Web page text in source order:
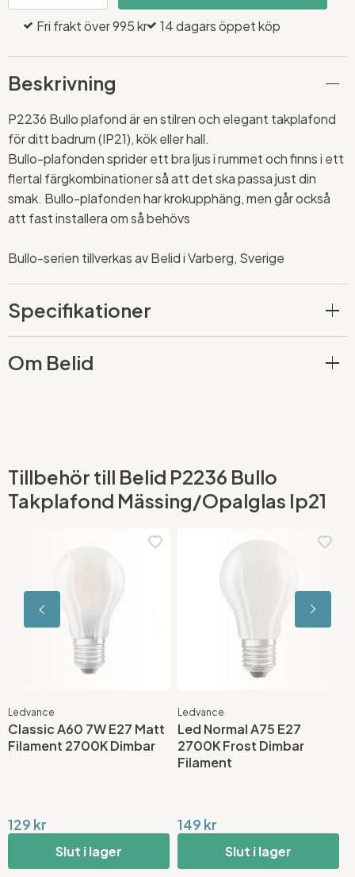
Fri frakt över 995 kr 14 dagars öppet köp
Beskrivning
P2236 Bullo plafond är en stilren och elegant takplafond
för ditt badrum (IP21), kök eller hall.
Bullo-plafonden sprider ett bra ljus i rummet och finns i ett
flertal färgkombinationer så att det ska passa just din
smak. Bullo-plafonden har krokupphäng, men går också
att fast installera om så behövs
Bullo-serien tillverkas av Belid i Varberg, Sverige
Specifikationer
Om Belid
Tillbehör till Belid P2236 Bullo
Takplafond Mässing/Opalglas Ip21
Ledvance
Classic A60 7W E27 Matt
Filament 2700K Dimbar
129 kr
Slut i lager
Ledvance
Led Normal A75 E27
2700K Frost Dimbar
Filament
149 kr
Slut i lager